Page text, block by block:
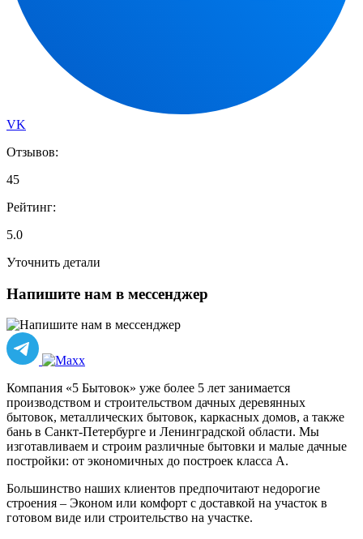
VK
Отзывов:
45
Рейтинг:
5.0
Уточнить детали
Напишите нам в мессенджер
Компания «5 Бытовок» уже более 5 лет занимается
производством и строительством дачных деревянных
бытовок, металлических бытовок, каркасных домов, а также
бань в Санкт-Петербурге и Ленинградской области. Мы
изготавливаем и строим различные бытовки и малые дачные
постройки: от экономичных до построек класса А.
Большинство наших клиентов предпочитают недорогие
строения – Эконом или комфорт с доставкой на участок в
готовом виде или строительство на участке.